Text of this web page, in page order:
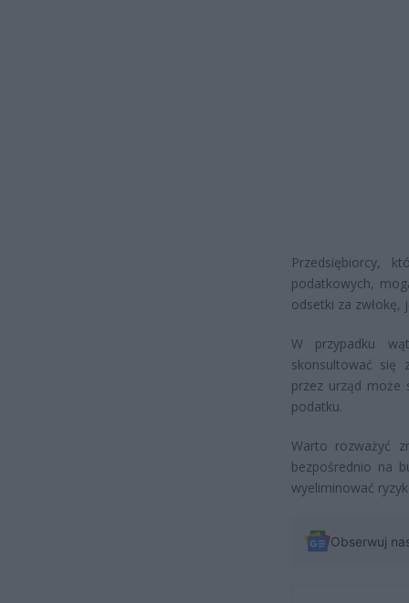
Przedsiębiorcy,
podatkowych,
odsetki za zwłokę,
W przypadku
skonsultować się
przez urząd może
podatku.
Warto rozważyć
bezpośrednio na
wyeliminować
Obserwuj